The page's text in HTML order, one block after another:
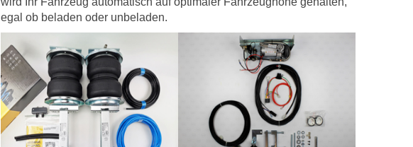
egal ob beladen oder unbeladen.